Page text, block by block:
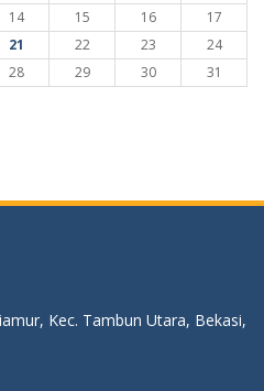
14 15 16
17
21 22 23
24
28 29 30 31
Kec. Tambun Utara, Bekasi,